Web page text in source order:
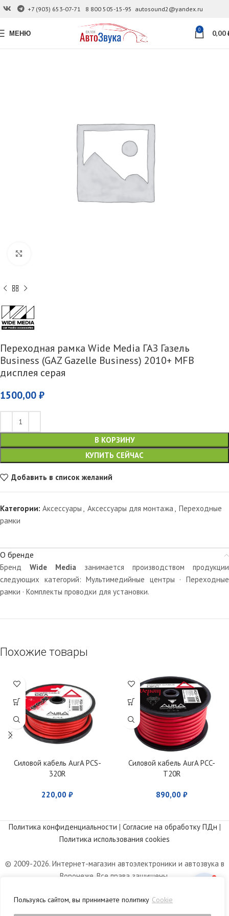
Пользуясь сайтом, вы принимаете политику Cookie
+7 (903) 653-07-71 8 800 505-15-95 autosound2@yandex.ru
МЕНЮ 0 0,00
Переходная рамка Wide Media ГАЗ Газель
Business (GAZ Gazelle Business) 2010+ MFB
дисплея серая
1500,00 ₽
В КОРЗИНУ
КУПИТЬ СЕЙЧАС
Добавить в список желаний
Категории: Аксессуары Аксессуары для монтажа
Переходные
рамки
О бренде
Бренд Wide Media занимается производством продукции
следующих категорий: Мультимедийные центры · Переходные
рамки · Комплекты проводки для установки.
Похожие товары
Силовой кабель AurA PCS-
320R
220,00 ₽
Силовой кабель AurA PCC-
T20R
890,00 ₽
Политика конфиденциальности | Согласие на обработку ПДн |
Политика использования cookies
© 2009-2026. Интернет-магазин автоэлектроники и автозвука в
Воронеже. Все права защищены.
характер и не является публичной офертой, определяемой
положениями статьи 437 Гражданского кодекса РФ.